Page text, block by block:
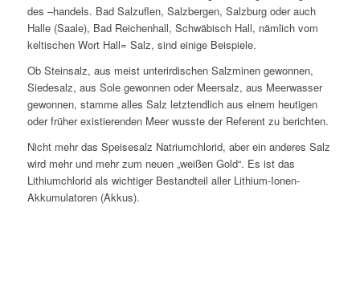
des –handels. Bad Salzuflen, Salzbergen, Salzburg oder auch
Halle (Saale), Bad Reichenhall, Schwäbisch Hall, nämlich vom
keltischen Wort Hall= Salz, sind einige Beispiele.
Ob Steinsalz, aus meist unterirdischen Salzminen gewonnen,
Siedesalz, aus Sole gewonnen oder Meersalz, aus Meerwasser
gewonnen, stamme alles Salz letztendlich aus einem heutigen
oder früher existierenden Meer wusste der Referent zu berichten.
Nicht mehr das Speisesalz Natriumchlorid, aber ein anderes Salz
wird mehr und mehr zum neuen „weißen Gold“. Es ist das
Lithiumchlorid als wichtiger Bestandteil aller Lithium-Ionen-
Akkumulatoren (Akkus).